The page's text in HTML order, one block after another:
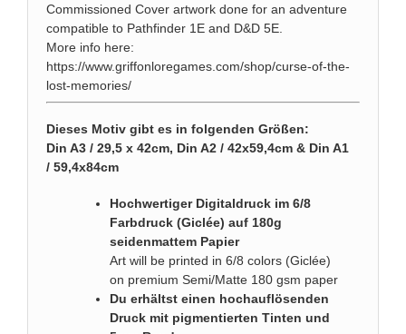
Commissioned Cover artwork done for an adventure
compatible to Pathfinder 1E and D&D 5E.
More info here:
https://www.griffonloregames.com/shop/curse-of-the-
lost-memories/
Dieses Motiv gibt es in folgenden Größen:
Din A3 / 29,5 x 42cm, Din A2 / 42x59,4cm & Din A1
/ 59,4x84cm
Hochwertiger Digitaldruck im 6/8
Farbdruck (Giclée) auf 180g
seidenmattem Papier
Art will be printed in 6/8 colors (Giclée)
on premium Semi/Matte 180 gsm paper
Du erhältst einen hochauflösenden
Druck mit pigmentierten Tinten und